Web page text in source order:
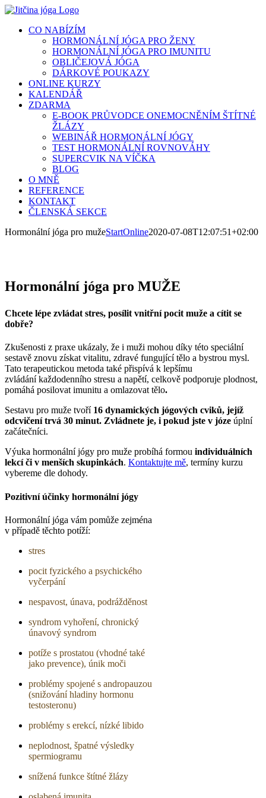
Přeskočit
obsah
CO NABÍZÍM
HORMONÁLNÍ JÓGA PRO ŽENY
HORMONÁLNÍ JÓGA PRO IMUNITU
OBLIČEJOVÁ JÓGA
DÁRKOVÉ POUKAZY
ONLINE KURZY
KALENDÁŘ
ZDARMA
E-BOOK PRŮVODCE ONEMOCNĚNÍM ŠTÍTNÉ
ŽLÁZY
WEBINÁŘ HORMONÁLNÍ JÓGY
TEST HORMONÁLNÍ ROVNOVÁHY
SUPERCVIK NA VÍČKA
BLOG
O MNĚ
REFERENCE
KONTAKT
ČLENSKÁ SEKCE
Hormonální jóga pro mužeStartOnline2020-07-08T12:07:51+02:00
Hormonální jóga pro MUŽE
Chcete lépe zvládat stres, posílit vnitřní pocit muže a cítit se
dobře?
Zkušenosti z praxe ukázaly, že i muži mohou díky této speciální
sestavě znovu získat vitalitu, zdravé fungující tělo a bystrou mysl.
Tato terapeutickou metoda také přispívá k lepšímu
zvládání každodenního stresu a napětí, celkově podporuje plodnost,
pomáhá posilovat imunitu a omlazovat tělo.
Sestavu pro muže tvoří16 dynamických jógových cviků, jejíž
odcvičení trvá 30 minut. Zvládnete je, i pokud jste v józe úplní
začátečníci.
Výuka hormonální jógy pro muže probíhá formou individuálních
lekcí či v menších skupinkách. Kontaktujte mě, termíny kurzu
vybereme dle dohody.
Pozitivní účinky hormonální jógy
Hormonální jóga vám pomůže zejména
v případě těchto potíží:
stres
pocit fyzického a psychického
vyčerpání
nespavost, únava, podrážděnost
syndrom vyhoření, chronický
únavový syndrom
potíže s prostatou (vhodné také
jako prevence), únik moči
problémy spojené s andropauzou
(snižování hladiny hormonu
testosteronu)
problémy s erekcí, nízké libido
neplodnost, špatné výsledky
spermiogramu
snížená funkce štítné žlázy